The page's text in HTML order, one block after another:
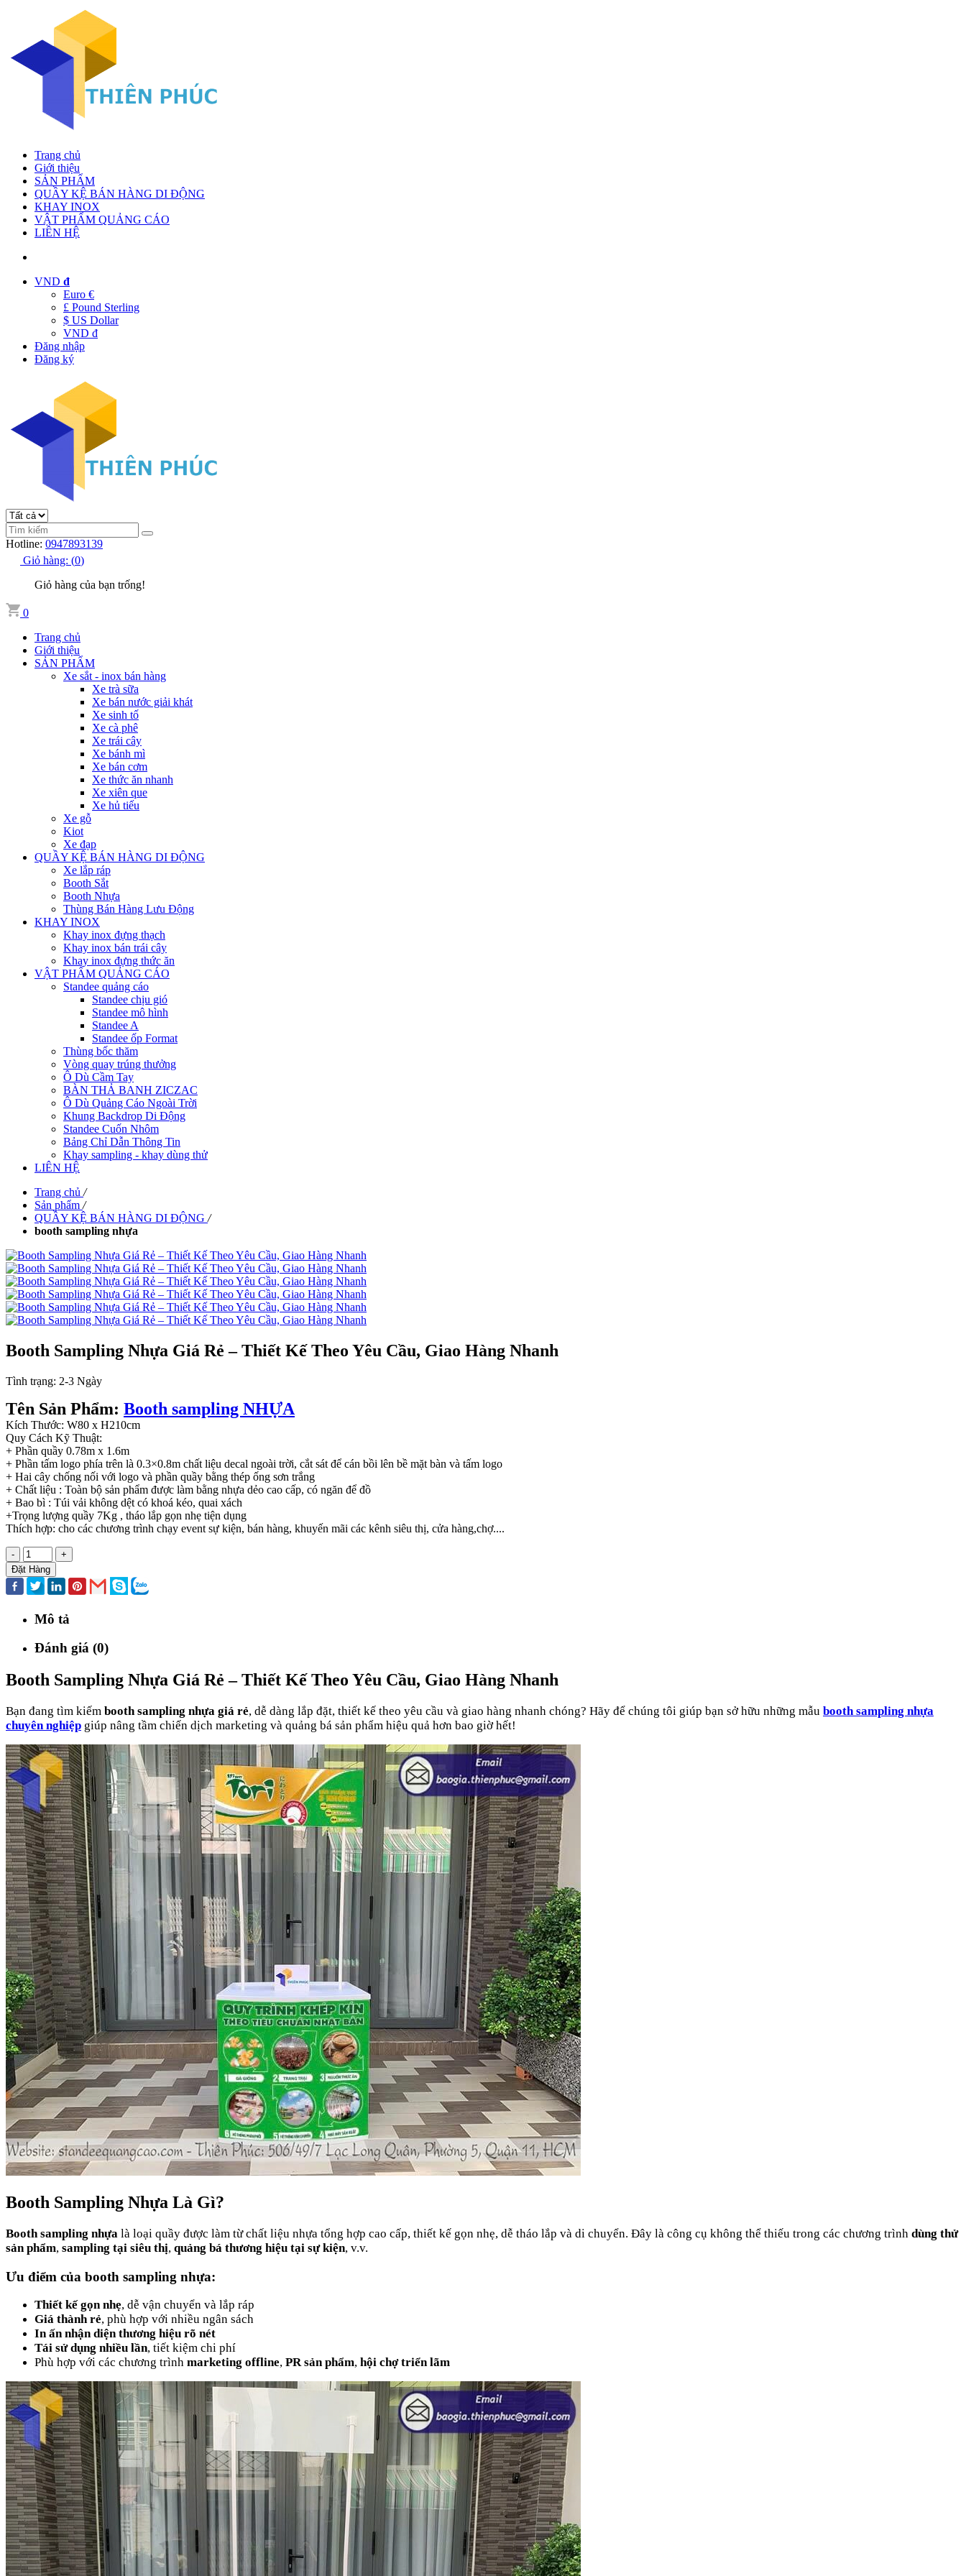
Trang chủ
Giới thiệu
SẢN PHẨM
QUẦY KỆ BÁN HÀNG DI ĐỘNG
KHAY INOX
VẬT PHẨM QUẢNG CÁO
LIÊN HỆ
VND đ
Euro €
£ Pound Sterling
$ US Dollar
VND đ
Đăng nhập
Đăng ký
Hotline: 0947893139
Giỏ hàng: (0)
Giỏ hàng của bạn trống!
0
Trang chủ
Giới thiệu
SẢN PHẨM
Xe sắt - inox bán hàng
Xe trà sữa
Xe bán nước giải khát
Xe sinh tố
Xe cà phê
Xe trái cây
Xe bánh mì
Xe bán cơm
Xe thức ăn nhanh
Xe xiên que
Xe hủ tiếu
Xe gỗ
Kiot
Xe đạp
QUẦY KỆ BÁN HÀNG DI ĐỘNG
Xe lắp ráp
Booth Sắt
Booth Nhựa
Thùng Bán Hàng Lưu Động
KHAY INOX
Khay inox đựng thạch
Khay inox bán trái cây
Khay inox đựng thức ăn
VẬT PHẨM QUẢNG CÁO
Standee quảng cáo
Standee chịu gió
Standee mô hình
Standee A
Standee ốp Format
Thùng bốc thăm
Vòng quay trúng thưởng
Ô Dù Cầm Tay
BÀN THẢ BANH ZICZAC
Ô Dù Quảng Cáo Ngoài Trời
Khung Backdrop Di Động
Standee Cuốn Nhôm
Bảng Chỉ Dẫn Thông Tin
Khay sampling - khay dùng thử
LIÊN HỆ
Trang chủ /
Sản phẩm /
QUẦY KỆ BÁN HÀNG DI ĐỘNG /
booth sampling nhựa
Booth Sampling Nhựa Giá Rẻ – Thiết Kế Theo Yêu Cầu, Giao Hàng Nhanh
Tình trạng: 2-3 Ngày
Tên Sản Phẩm: Booth sampling NHỰA
Kích Thước: W80 x H210cm
Quy Cách Kỹ Thuật:
+ Phần quầy 0.78m x 1.6m
+ Phần tấm logo phía trên là 0.3×0.8m chất liệu decal ngoài trời, cắt sát để cán bồi lên bề mặt bàn và tấm logo
+ Hai cây chống nối với logo và phần quầy bằng thép ống sơn trắng
+ Chất liệu : Toàn bộ sản phẩm được làm bằng nhựa dẻo cao cấp, có ngăn để đồ
+ Bao bì : Túi vải không dệt có khoá kéo, quai xách
+Trọng lượng quầy 7Kg , tháo lắp gọn nhẹ tiện dụng
Thích hợp: cho các chương trình chạy event sự kiện, bán hàng, khuyến mãi các kênh siêu thị, cửa hàng,chợ....
-
+
Đặt Hàng
Mô tả
Đánh giá (0)
Booth Sampling Nhựa Giá Rẻ – Thiết Kế Theo Yêu Cầu, Giao Hàng Nhanh
Bạn đang tìm kiếm booth sampling nhựa giá rẻ, dễ dàng lắp đặt, thiết kế theo yêu cầu và giao hàng nhanh chóng? Hãy để chúng tôi giúp bạn sở hữu những mẫu booth sampling nhựa
chuyên nghiệp giúp nâng tầm chiến dịch marketing và quảng bá sản phẩm hiệu quả hơn bao giờ hết!
Booth Sampling Nhựa Là Gì?
Booth sampling nhựa là loại quầy được làm từ chất liệu nhựa tổng hợp cao cấp, thiết kế gọn nhẹ, dễ tháo lắp và di chuyển. Đây là công cụ không thể thiếu trong các chương trình dùng thử
sản phẩm, sampling tại siêu thị, quảng bá thương hiệu tại sự kiện, v.v.
Ưu điểm của booth sampling nhựa:
Thiết kế gọn nhẹ, dễ vận chuyển và lắp ráp
Giá thành rẻ, phù hợp với nhiều ngân sách
In ấn nhận diện thương hiệu rõ nét
Tái sử dụng nhiều lần, tiết kiệm chi phí
Phù hợp với các chương trình marketing offline, PR sản phẩm, hội chợ triển lãm